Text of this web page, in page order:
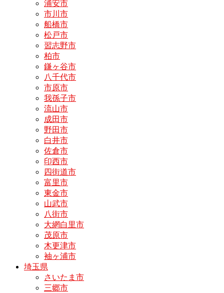
浦安市
市川市
船橋市
松戸市
習志野市
柏市
鎌ヶ谷市
八千代市
市原市
我孫子市
流山市
成田市
野田市
白井市
佐倉市
印西市
四街道市
富里市
東金市
山武市
八街市
大網白里市
茂原市
木更津市
袖ヶ浦市
埼玉県
さいたま市
三郷市